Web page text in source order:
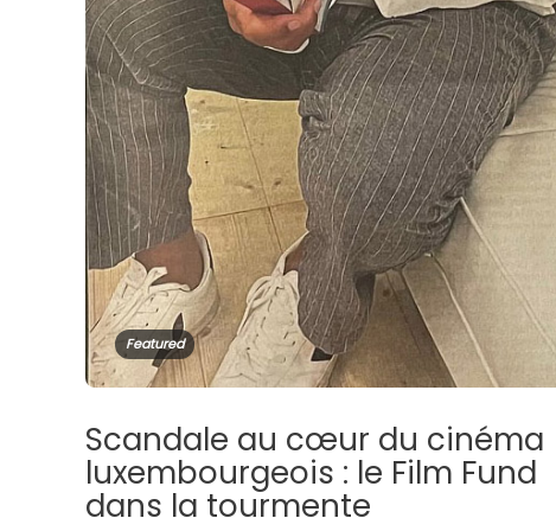
Featured
Scandale au cœur du cinéma
luxembourgeois : le Film Fund
dans la tourmente